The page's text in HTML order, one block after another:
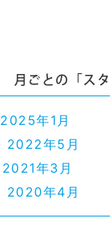
月ごとの「ス
2025年1月
2022年5月
2021年3月
2020年4月